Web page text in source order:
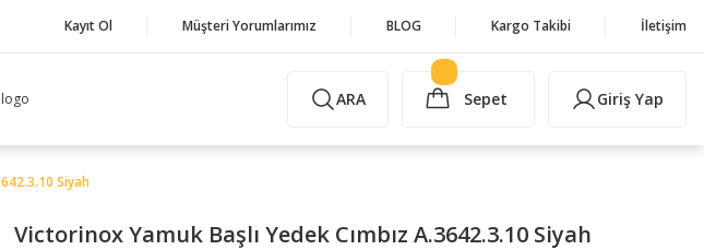
Kayıt Ol Müşteri Yorumlarımız BLOG Kargo Takibi İletişim
ARA Sepet Giriş Yap
Siyah
Victorinox Yamuk Başlı Yedek Cımbız A.3642.3.10 Siyah